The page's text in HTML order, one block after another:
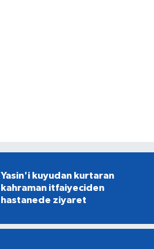
Yasin'i kuyudan kurtaran
kahraman itfaiyeciden
hastanede ziyaret